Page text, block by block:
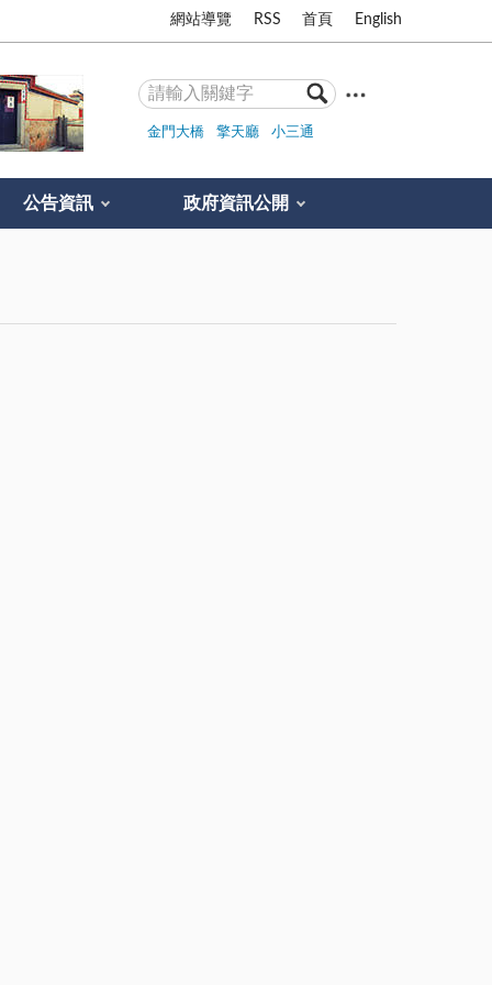
網站導覽 RSS 首頁 English
金門大橋 擎天廳 小三通
公告資訊 政府資訊公開